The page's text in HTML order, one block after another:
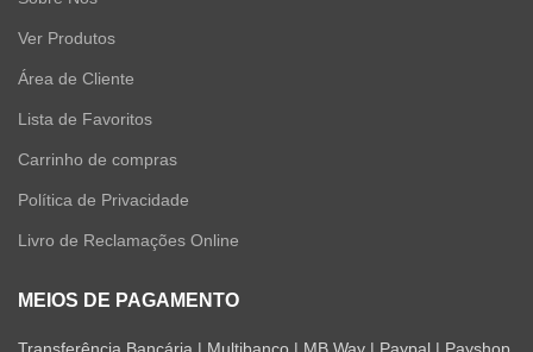
Ver Produtos
Área de Cliente
Lista de Favoritos
Carrinho de compras
Política de Privacidade
Livro de Reclamações Online
MEIOS DE PAGAMENTO